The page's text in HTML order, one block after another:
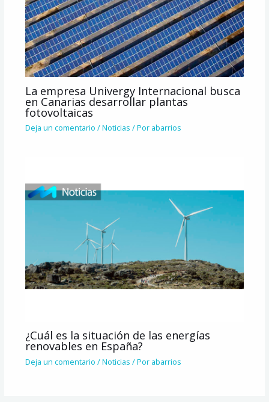
La empresa Univergy Internacional busca
en Canarias desarrollar plantas
fotovoltaicas
Deja un comentario /Noticias / Por abarrios
¿Cuál es la situación de las energías
renovables en España?
Deja un comentario /Noticias / Por abarrios